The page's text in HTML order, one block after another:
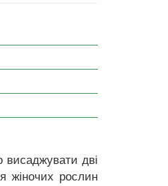
дві
жіночих рослин